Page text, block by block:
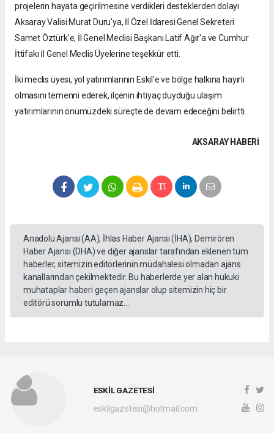
projelerin hayata geçirilmesine verdikleri desteklerden dolayı
Aksaray Valisi Murat Duru'ya, İl Özel İdaresi Genel Sekreteri
Samet Öztürk'e, İl Genel Meclisi Başkanı Latif Ağır'a ve Cumhur
İttifakı İl Genel Meclis Üyelerine teşekkür etti.
İki meclis üyesi, yol yatırımlarının Eskil'e ve bölge halkına hayırlı
olmasını temenni ederek, ilçenin ihtiyaç duyduğu ulaşım
yatırımlarının önümüzdeki süreçte de devam edeceğini belirtti.
AKSARAY HABERİ
Anadolu Ajansı (AA), İhlas Haber Ajansı (İHA), Demirören
Haber Ajansı (DHA) ve diğer ajanslar tarafından eklenen tüm
haberler, sitemizin editörlerinin müdahalesi olmadan ajans
kanallarından çekilmektedir. Bu haberlerde yer alan hukuki
muhataplar haberi geçen ajanslar olup sitemizin hiç bir
editörü sorumlu tutulamaz...
ESKİL GAZETESİ
eskilgazetesi@hotmail.com